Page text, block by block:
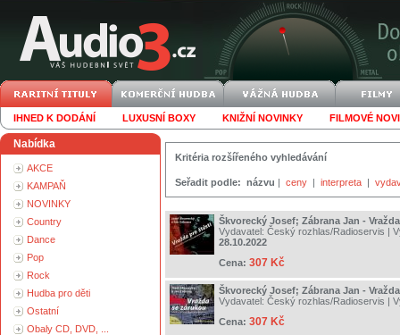
IHNED K DODÁNÍ LUXUSNÍ BOXY KNIŽNÍ NOVINKY FILMOVÉ
Nabídka
AKCE
KAMPAŇ
NOVINKY
Country
Dance
Pop
Rock
Hudba pro děti
Ostatní
Obaly CD, DVD, ...
Kritéria rozšířeného vyhledávání
Seřadit podle: názvu | ceny | interpreta |
Škvorecký Josef; Zábrana Jan -
Vydavatel: Český rozhlas/Radioservis |
28.10.2022
Cena: 307 Kč
Škvorecký Josef; Zábrana Jan -
Vydavatel: Český rozhlas/Radioservis |
Cena: 307 Kč